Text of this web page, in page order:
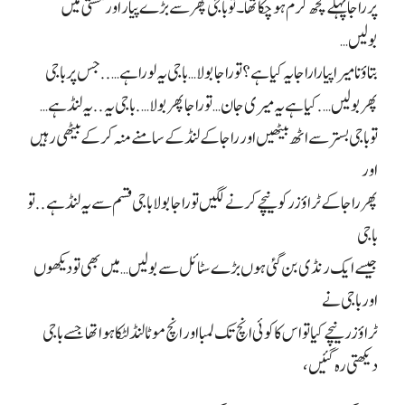
پر راجا پہلے کچھ گرم ہو چکا تھا۔ تو باجی پھر سے بڑے پیار اور مستی میں
بولیں…
بتاؤ نا میرا پیارا راجا یہ کیا ہے؟ تو راجا بولا… باجی یہ لورا ہے….. جس پر باجی
پھر بولیں…. کیا ہے یہ میری جان… تو راجا پھر بولا…. باجی یہ.. یہ لنڈ ہے…
تو باجی بستر سے اٹھ بیٹھیں اور راجا کے لنڈ کے سامنے منہ کر کے بیٹھی رہیں
اور
پھر راجا کے ٹراؤزر کو نیچے کرنے لگیں تو راجا بولا باجی قسم سے یہ لنڈ ہے.. تو
باجی
جیسے ایک رنڈی بن گئی ہوں بڑے سٹائل سے بولیں… میں بھی تو دیکھوں
اور باجی نے
ٹراؤزر نیچے کیا تو اس کا کوئی انچ تک لمبا اور انچ موٹا لنڈ لٹکا ہوا تھا جسے باجی
دیکھتی رہ گئیں،